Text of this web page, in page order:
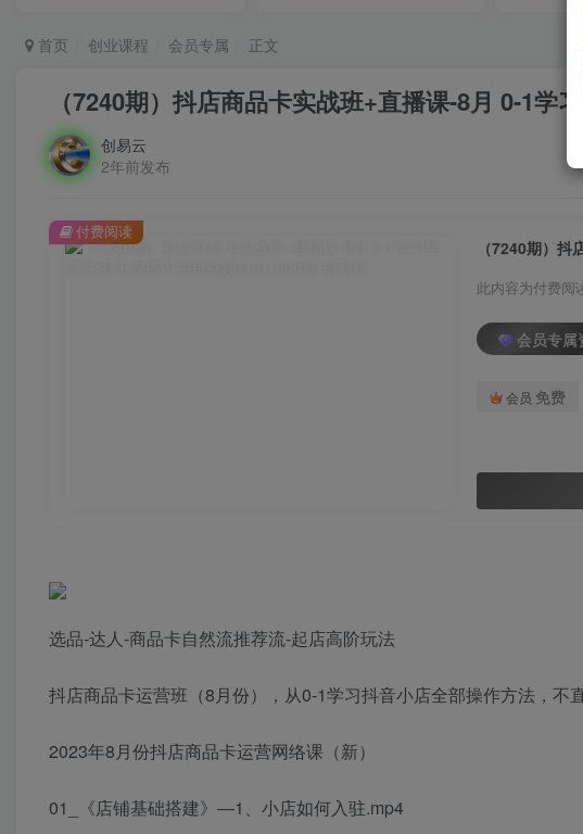
首页 创业课程 会员专属 正文
（7240期）抖店商品卡实战班+直播课-8月 0-1学
创易云
2年前发布
此内容为付费阅
会员专属
会员 免费
付费阅读
选品-达人-商品卡自然流推荐流-起店高阶玩法
抖店商品卡运营班（8月份），从0-1学习抖音小店全部操作方法，不
2023年8月份抖店商品卡运营网络课（新）
01_《店铺基础搭建》—1、小店如何入驻.mp4